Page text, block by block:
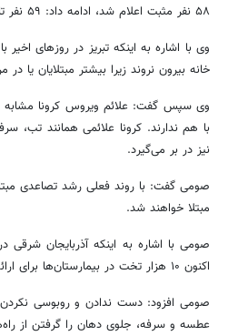
۵۸ نفر مثبت اعلام شد، ادامه داد: ۵۹ نفر تاکنون در استان بر اثر ابتلاء به
وی با اشاره به اینکه تبریز در روزهای اخیر
خانه بیرون نروند زیرا بیشتر مبتلایان یا
وی سپس گفت: علائم ویروس کرونا
با هم ندارند.کرونا علائمی همانند تب،
نیز در بر می‌گیرد.
صومی گفت: با روند فعلی رشد تصاعدی مبتلایان در هفته
مبتلا خواهند شد.
صومیبا اشاره به اینکه آذربایجان شرقی
اکنون ۱۰ هزار تخت در بیمارستان‌ها برای ارائه خدمت داریم که با این روند تصاعدی، وضعیت بدتر خواهد شد.
صومی افزود: دست ندادن و روبوسی